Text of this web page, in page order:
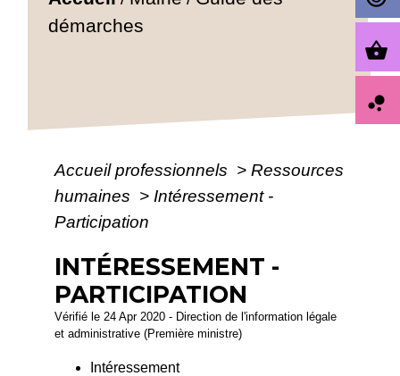
démarches
Accueil professionnels > Ressources
humaines > Intéressement -
Participation
INTÉRESSEMENT -
PARTICIPATION
Vérifié le 24 Apr 2020 - Direction de l'information légale
et administrative (Première ministre)
Intéressement
shopping_basket
bubble_chart